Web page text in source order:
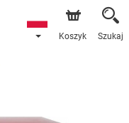
Koszyk Szukaj